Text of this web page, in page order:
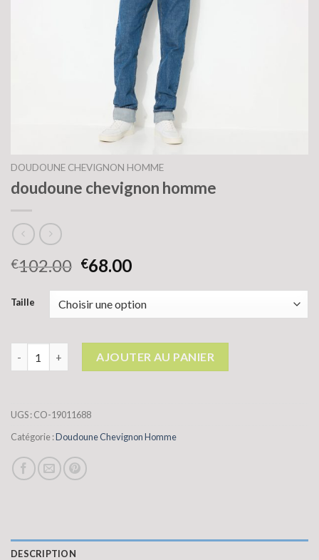
DOUDOUNE CHEVIGNON HOMME
doudoune chevignon homme
€102.00 €68.00
Taille
AJOUTER AU PANIER
UGS :CO-19011688
Catégorie :Doudoune Chevignon Homme
DESCRIPTION